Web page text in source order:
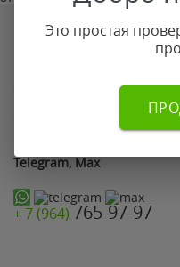
Если по каким-то
на сайте позвоните нам
765-97-97
899-87-78
Telegram, Max
+ 7 (964) 765-97-97
Это простая